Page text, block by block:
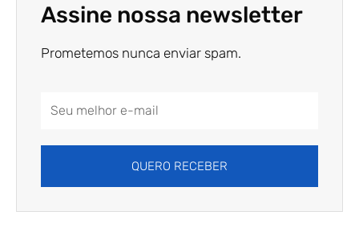
Assine nossa newsletter
Prometemos nunca enviar spam.
QUERO RECEBER